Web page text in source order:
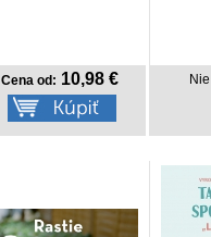
Cena od: 10,98 €